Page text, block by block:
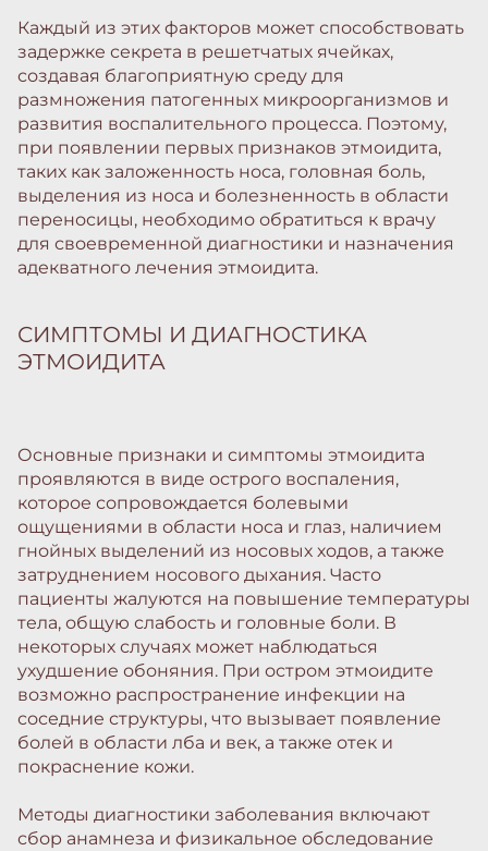
Каждый из этих факторов может способствовать
задержке секрета в решетчатых ячейках,
создавая благоприятную среду для
размножения патогенных микроорганизмов и
развития воспалительного процесса. Поэтому,
при появлении первых признаков этмоидита,
таких как заложенность носа, головная боль,
выделения из носа и болезненность в области
переносицы, необходимо обратиться к врачу
для своевременной диагностики и назначения
адекватного лечения этмоидита.
СИМПТОМЫ И ДИАГНОСТИКА
ЭТМОИДИТА
Основные признаки и симптомы этмоидита
проявляются в виде острого воспаления,
которое сопровождается болевыми
ощущениями в области носа и глаз, наличием
гнойных выделений из носовых ходов, а также
затруднением носового дыхания. Часто
пациенты жалуются на повышение температуры
тела, общую слабость и головные боли. В
некоторых случаях может наблюдаться
ухудшение обоняния. При остром этмоидите
возможно распространение инфекции на
соседние структуры, что вызывает появление
болей в области лба и век, а также отек и
покраснение кожи.
Методы диагностики заболевания включают
сбор анамнеза и физикальное обследование